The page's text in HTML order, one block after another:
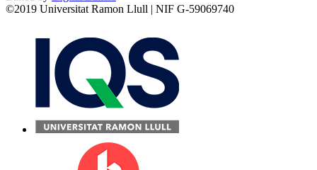
©2019 Universitat Ramon Llull | NIF G-59069740